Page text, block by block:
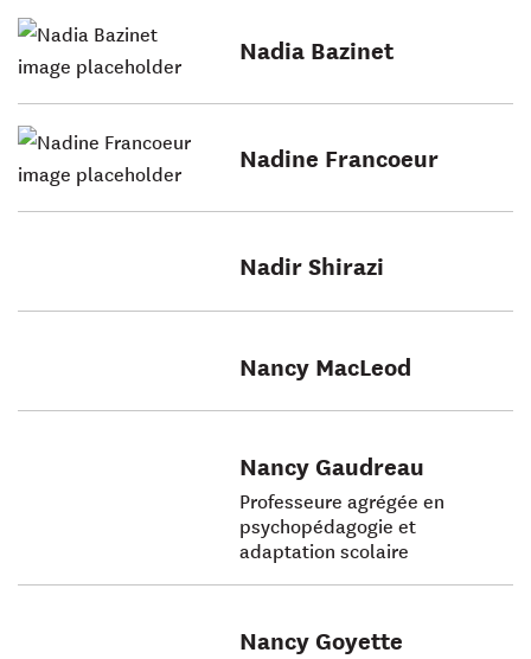
Nadia Bazinet
Nadine Francoeur
Nadir Shirazi
Nancy MacLeod
Nancy Gaudreau
Professeure agrégée en
psychopédagogie et
adaptation scolaire
Nancy Goyette